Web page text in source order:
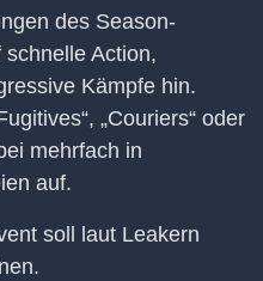
des Season-
Action,
Kämpfe hin.
„Couriers“ oder
mehrfach in
auf.
soll laut Leakern